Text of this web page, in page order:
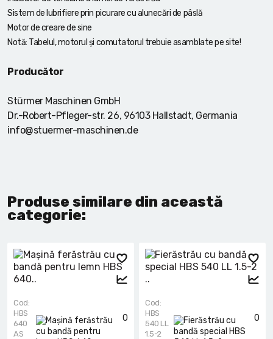
Sistem de lubrifiere prin picurare cu alunecări de pâslă
Motor de creare de sine
Notă: Tabelul, motorul și comutatorul trebuie asamblate pe site!
Producător
Stürmer Maschinen GmbH
Dr.-Robert-Pfleger-str. 26, 96103 Hallstadt, Germania
info@stuermer-maschinen.de
Produse similare din această
categorie:
0
Cod:
HBS
640
AS
0
Cod:
HBS
540 LL
1.5-2